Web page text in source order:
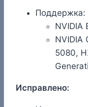
Поддержка:
NVIDIA
NVIDIA
5080,
Исправлено: